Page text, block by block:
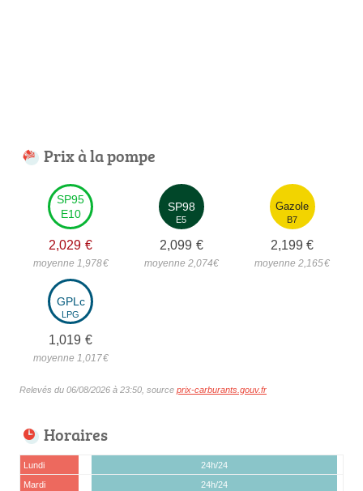
Prix à la pompe
SP95
E10
2,029 €
moyenne 1,978€
SP98
E5
2,099 €
moyenne 2,074€
Gazole
B7
2,199 €
moyenne 2,165€
GPLc
LPG
1,019 €
moyenne 1,017€
Relevés du 06/08/2026 à 23:50, source prix-carburants.gouv.fr
Horaires
Lundi
24h/24
Mardi
24h/24